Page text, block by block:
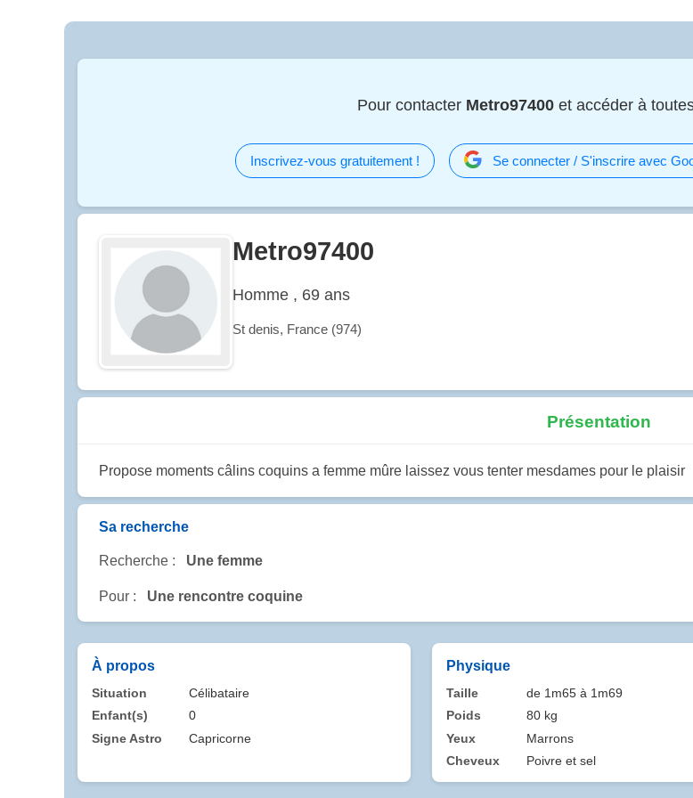
Pour contacter Metro97400 et accéder à
Inscrivez-vous gratuitement ! Se connecter / S'inscrire avec
Metro97400
Homme , 69 ans
St denis, France (974)
Présentation
Propose moments câlins coquins a femme mûre laissez vous tenter mesdames pour le plaisir
Sa recherche
Recherche : Une femme
Pour : Une rencontre coquine
À propos
Situation
Célibataire
Enfant(s)
0
Signe Astro
Capricorne
Physique
Taille
de 1m65 à 1m69
Poids
80 kg
Yeux
Marrons
Cheveux
Poivre et sel